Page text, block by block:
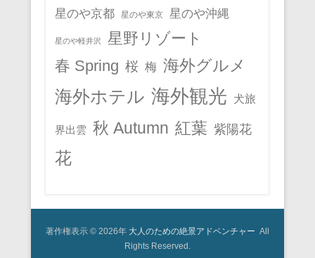
星のや京都 星のや東京 星のや沖縄
星のや軽井沢
星野リゾート
春 Spring 桜 梅 海外グルメ
海外ホテル 海外観光 犬旅
界出雲 秋 Autumn 紅葉 紫陽花
花
著作権表示 © 2026年 大人のための絶景アドベンチャー All
Rights Reserved.